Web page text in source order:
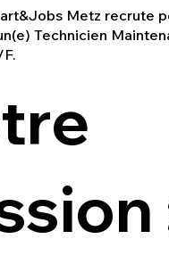
Metz recrute
Technicien